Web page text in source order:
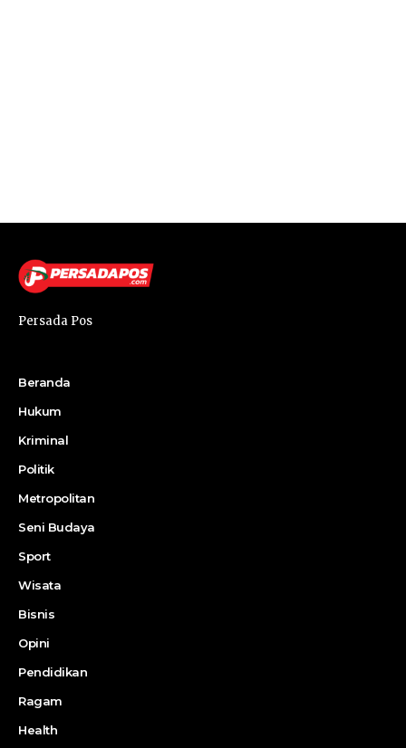
Persada Pos
Beranda
Hukum
Kriminal
Politik
Metropolitan
Seni Budaya
Sport
Wisata
Bisnis
Opini
Pendidikan
Ragam
Health